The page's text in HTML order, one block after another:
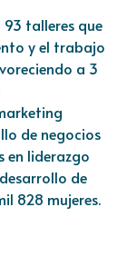
talleres que
y el trabajo
a 3
de negocios
en liderazgo
de
828 mujeres.